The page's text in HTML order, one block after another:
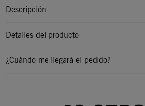
Descripción
Detalles del producto
¿Cuándo me llegará el pedido?